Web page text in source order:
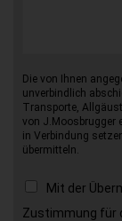
Die von Ihnen
unverbindlich
Transporte,
von J.Moosbrugger
in Verbindung
übermitteln.
Mit der
Zustimmung für